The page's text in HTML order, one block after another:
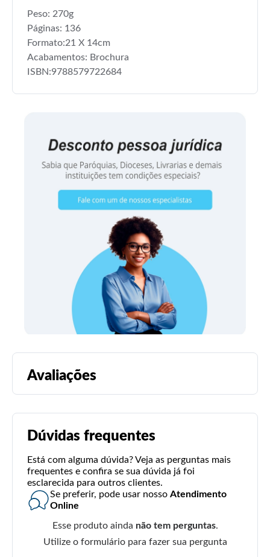
Peso: 270g
Páginas: 136
Formato:21 X 14cm
Acabamentos: Brochura
ISBN:9788579722684
Avaliações
Dúvidas frequentes
Está com alguma dúvida? Veja as perguntas mais
frequentes e confira se sua dúvida já foi
esclarecida para outros clientes.
Se preferir, pode usar nosso Atendimento
Online
Esse produto ainda não tem perguntas.
Utilize o formulário para fazer sua pergunta